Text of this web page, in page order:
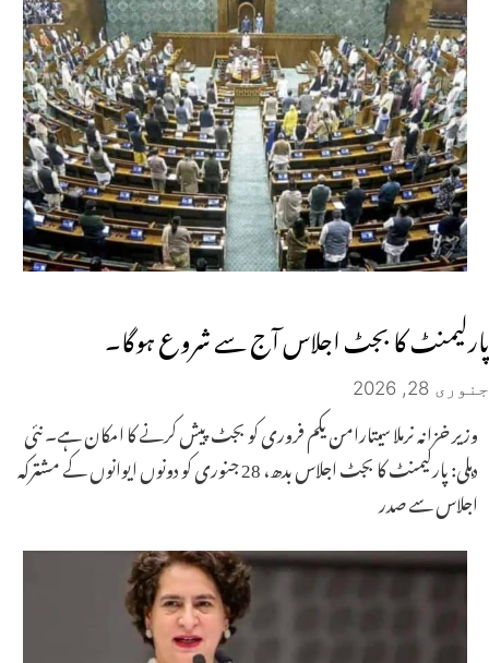
پارلیمنٹ کا بجٹ اجلاس آج سے شروع ہوگا۔
جنوری 28, 2026
وزیر خزانہ نرملا سیتارامن یکم فروری کو بجٹ پیش کرنے کا امکان ہے۔ نئی
دہلی: پارلیمنٹ کا بجٹ اجلاس بدھ، 28 جنوری کو دونوں ایوانوں کے مشترکہ
اجلاس سے صدر